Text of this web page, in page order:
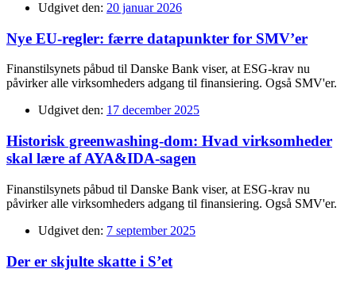
Udgivet den: 20 januar 2026
Nye EU-regler: færre datapunkter for SMV’er
Finanstilsynets påbud til Danske Bank viser, at ESG-krav nu
påvirker alle virksomheders adgang til finansiering. Også SMV'er.
Udgivet den: 17 december 2025
Historisk greenwashing-dom: Hvad virksomheder
skal lære af AYA&IDA-sagen
Finanstilsynets påbud til Danske Bank viser, at ESG-krav nu
påvirker alle virksomheders adgang til finansiering. Også SMV'er.
Udgivet den: 7 september 2025
Der er skjulte skatte i S’et